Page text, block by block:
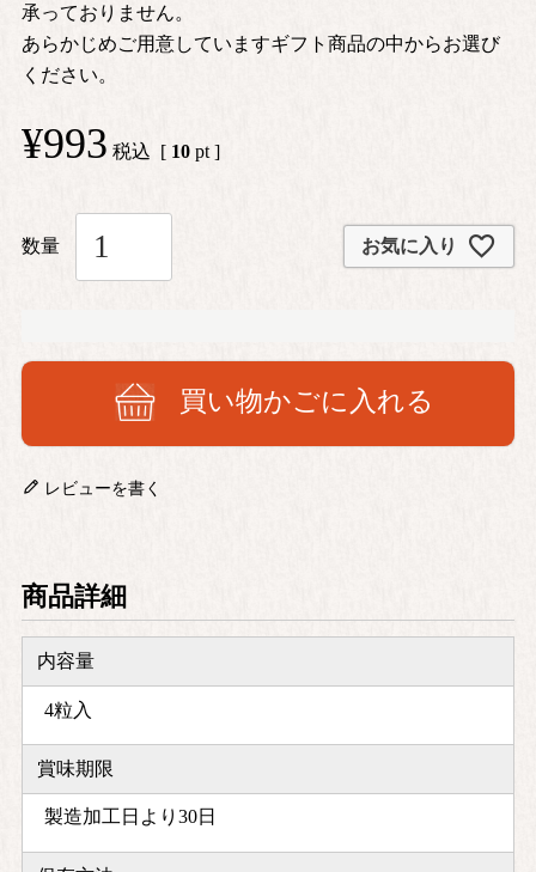
承っておりません。
あらかじめご用意していますギフト商品の中からお選び
ください。
¥993 税込 [ 10 pt ]
お気に入り
買い物かごに入れる
レビューを書く
商品詳細
内容量
4粒入
賞味期限
製造加工日より30日